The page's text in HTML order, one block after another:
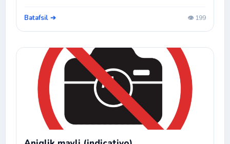
Batafsil ➔ 👁️ 199